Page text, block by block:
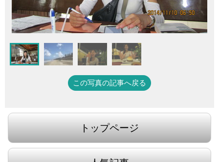
この写真の記事へ戻る
トップページ